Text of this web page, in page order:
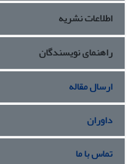
اطلاعات نشریه
راهنمای نویسندگان
ارسال مقاله
داوران
تماس با ما